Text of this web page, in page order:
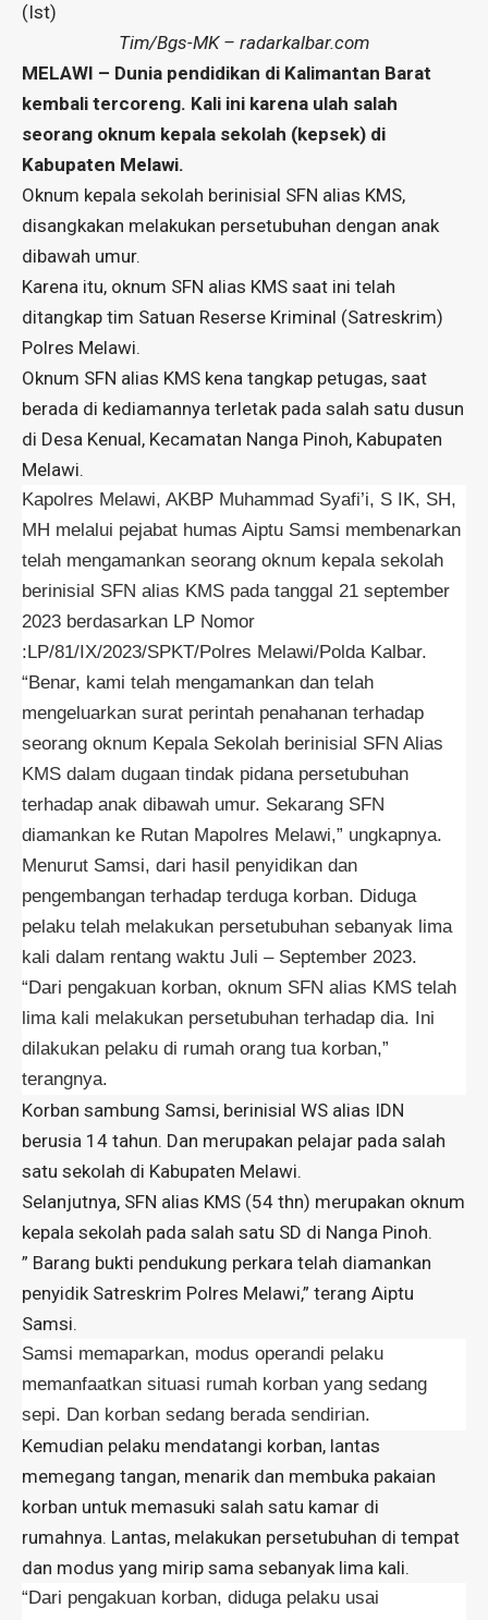
(Ist)
Tim/Bgs-MK – radarkalbar.com
MELAWI – Dunia pendidikan di Kalimantan Barat
kembali tercoreng. Kali ini karena ulah salah
seorang oknum kepala sekolah (kepsek) di
Kabupaten Melawi.
Oknum kepala sekolah berinisial SFN alias KMS,
disangkakan melakukan persetubuhan dengan anak
dibawah umur.
Karena itu, oknum SFN alias KMS saat ini telah
ditangkap tim Satuan Reserse Kriminal (Satreskrim)
Polres Melawi.
Oknum SFN alias KMS kena tangkap petugas, saat
berada di kediamannya terletak pada salah satu dusun
di Desa Kenual, Kecamatan Nanga Pinoh, Kabupaten
Melawi.
Kapolres Melawi, AKBP Muhammad Syafi’i, S IK, SH,
MH melalui pejabat humas Aiptu Samsi membenarkan
telah mengamankan seorang oknum kepala sekolah
berinisial SFN alias KMS pada tanggal 21 september
2023 berdasarkan LP Nomor
:LP/81/IX/2023/SPKT/Polres Melawi/Polda Kalbar.
“Benar, kami telah mengamankan dan telah
mengeluarkan surat perintah penahanan terhadap
seorang oknum Kepala Sekolah berinisial SFN Alias
KMS dalam dugaan tindak pidana persetubuhan
terhadap anak dibawah umur. Sekarang SFN
diamankan ke Rutan Mapolres Melawi,” ungkapnya.
Menurut Samsi, dari hasil penyidikan dan
pengembangan terhadap terduga korban. Diduga
pelaku telah melakukan persetubuhan sebanyak lima
kali dalam rentang waktu Juli – September 2023.
“Dari pengakuan korban, oknum SFN alias KMS telah
lima kali melakukan persetubuhan terhadap dia. Ini
dilakukan pelaku di rumah orang tua korban,”
terangnya.
Korban sambung Samsi, berinisial WS alias IDN
berusia 14 tahun. Dan merupakan pelajar pada salah
satu sekolah di Kabupaten Melawi.
Selanjutnya, SFN alias KMS (54 thn) merupakan oknum
kepala sekolah pada salah satu SD di Nanga Pinoh.
” Barang bukti pendukung perkara telah diamankan
penyidik Satreskrim Polres Melawi,” terang Aiptu
Samsi.
Samsi memaparkan, modus operandi pelaku
memanfaatkan situasi rumah korban yang sedang
sepi. Dan korban sedang berada sendirian.
Kemudian pelaku mendatangi korban, lantas
memegang tangan, menarik dan membuka pakaian
korban untuk memasuki salah satu kamar di
rumahnya. Lantas, melakukan persetubuhan di tempat
dan modus yang mirip sama sebanyak lima kali.
“Dari pengakuan korban, diduga pelaku usai